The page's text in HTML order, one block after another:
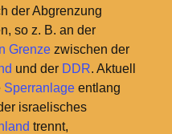
der Abgrenzung
so z. B. an der
Grenzezwischen der
und der DDR. Aktuell
Sperranlageentlang
israelisches
trennt,